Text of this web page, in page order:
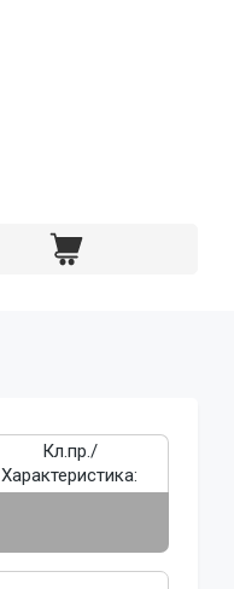
Кл.пр./
Характеристика: